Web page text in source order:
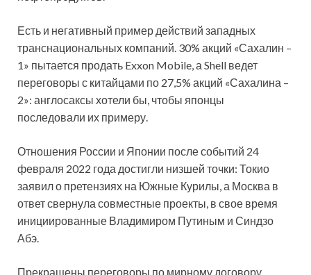
Есть и негативный пример действий западных
транснациональных компаний. 30% акций «Сахалин –
1» пытается продать Exxon Mobile, а Shell ведет
переговоры с китайцами по 27,5% акций «Сахалина –
2»: англосаксы хотели бы, чтобы японцы
последовали их примеру.
Отношения России и Японии после событий 24
февраля 2022 года достигли низшей точки: Токио
заявил о претензиях на Южные Курилы, а Москва в
ответ свернула совместные проекты, в свое время
инициированные Владимиром Путиным и Синдзо
Абэ.
Прекращены переговоры по мирному договору,